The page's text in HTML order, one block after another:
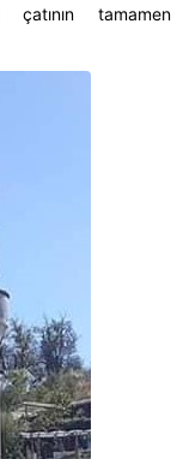
çatının tamamen